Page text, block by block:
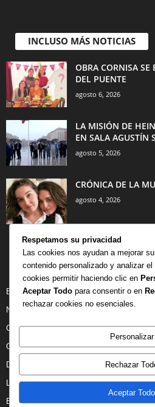
INCLUSO MÁS NOTICIAS
OBRA CORNISA SE
DEL PUENTE
agosto 6, 2026
LA MISIÓN DE
EN SALA AGUSTÍN
agosto 5, 2026
CRÓNICA DE LA
agosto 4, 2026
CATEGORÍA POPULAR
BIBLIOTECA
NOTICIAS
CRITICAS
OPINION
DANZA
LIBROS
ENTREVISTAS
Respetamos su privacidad
Las cookies nos ayudan a mejorar
contenido personalizado y analizar
cookies permitir haciendo clic en
Aceptar Todo para consentir o en
rechazar cookies no esenciales.
Personalizar
Rechazar
Aceptar Todo